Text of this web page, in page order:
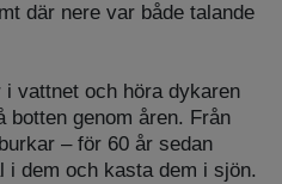
där nere var både talande
vattnet och höra dykaren
botten genom åren. Från
– för 60 år sedan
i dem och kasta dem i sjön.